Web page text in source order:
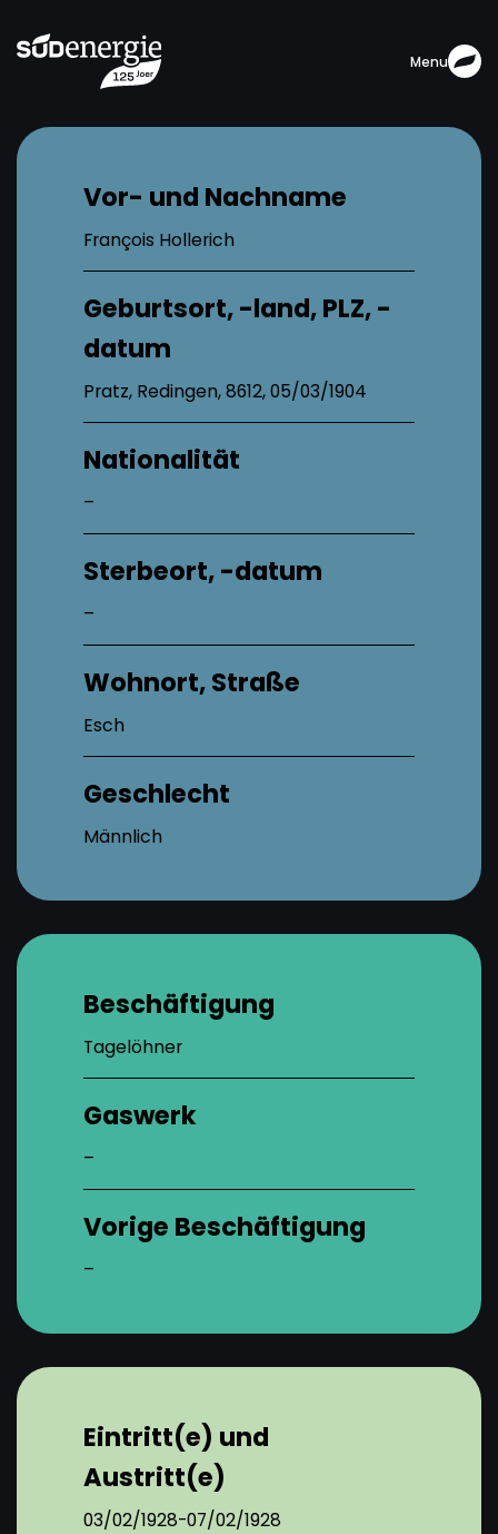
Menu
Vor- und Nachname
François Hollerich
Geburtsort, -land, PLZ, -
datum
Pratz, Redingen, 8612, 05/03/1904
Nationalität
–
Sterbeort, -datum
–
Wohnort, Straße
Esch
Geschlecht
Männlich
Beschäftigung
Tagelöhner
Gaswerk
–
Vorige Beschäftigung
–
Eintritt(e) und
Austritt(e)
03/02/1928-07/02/1928